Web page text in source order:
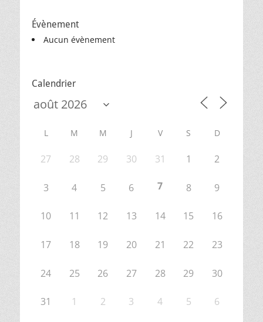
Évènement
Aucun évènement
Calendrier
L M M J V S D
27 28 29 30 31 1 2
3 4 5 6 7 8 9
10 11 12 13 14 15 16
17 18 19 20 21 22 23
24 25 26 27 28 29 30
31 1 2 3 4 5 6